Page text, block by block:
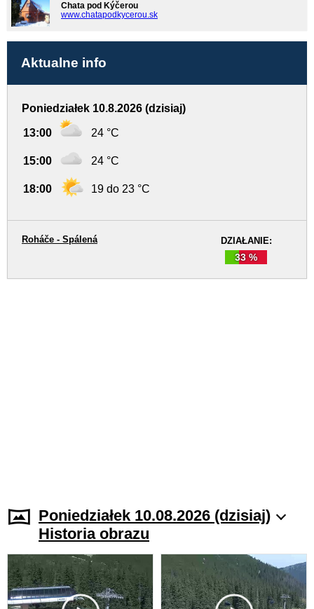
Chata pod Kýčerou
www.chatapodkycerou.sk
Aktualne info
Poniedziałek 10.8.2026 (dzisiaj)
13:00 24 °C
15:00 24 °C
18:00 19 do 23 °C
DZIAŁANIE:
33 %
Roháče - Spálená
Poniedziałek 10.08.2026 (dzisiaj)
Historia obrazu